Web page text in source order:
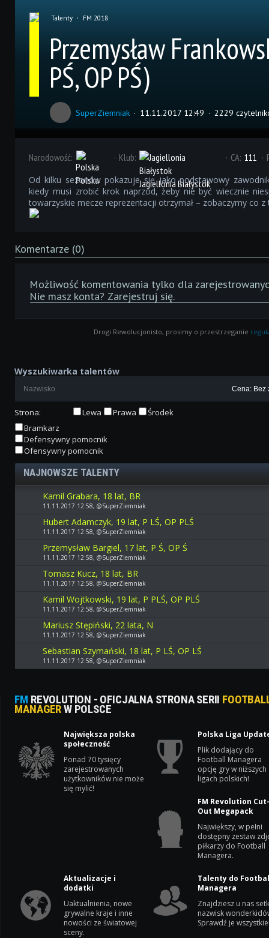
Talenty FM 2018
Przemysław
PŚ, OP PŚ)
SuperZiemniak 11.11.2017 12:49 2229
Narodowość:
Polska
Klub:
Jagiellonia Białystok
CA: 111
Od kilku sezonów pokazuje się jako podstawowy
kiedy musi zrobić krok naprzód, żeby nie być wiecznie
towarzyskie mecze reprezentacji otrzymał – zobaczymy co z
Komentarze (0)
Możliwość komentowania tylko dla
Nie masz konta? Zarejestruj się.
Drogi Rewolucjonisto, prosimy o przestrzeganie
Wyszukiwarka talentów
Strona: Lewa Prawa
Środek
Bramkarz
Defensywny pomocnik
Ofensywny pomocnik
NAJNOWSZE TALENTY
Kamil Grabara, 18 lat, BR
11.11.2017 12:58, @SuperZiemniak
Hubert Adamczyk, 19 lat, P LŚ, OP PLŚ
11.11.2017 12:58, @SuperZiemniak
Przemysław Bargiel, 17 lat, P Ś, OP Ś
11.11.2017 12:58, @SuperZiemniak
Tomasz Kucz, 18 lat, BR
11.11.2017 12:58, @SuperZiemniak
Kamil Wojtkowski, 19 lat, P PLŚ, OP PLŚ
11.11.2017 12:58, @SuperZiemniak
Mariusz Stępiński, 22 lata, N
11.11.2017 12:58, @SuperZiemniak
Sebastian Szymański, 18 lat, P LŚ, OP LŚ
11.11.2017 12:58, @SuperZiemniak
FM REVOLUTION - OFICJALNA STRONA SERII
MANAGERW POLSCE
Największa polska
społeczność
Ponad 70 tysięcy
zarejestrowanych
użytkowników nie może
się mylić!
Polska Liga
Plik dodający do
Football Managera
opcję gry w niższych
ligach polskich!
FM Revolution
Out Megapack
Największy, w pełni
dostępny zestaw
piłkarzy do Football
Managera.
Aktualizacje i
dodatki
Uaktualnienia, nowe
grywalne kraje i inne
nowości ze światowej
sceny.
Talenty do
Managera
Znajdziesz u nas
nazwisk
Sprawdź je